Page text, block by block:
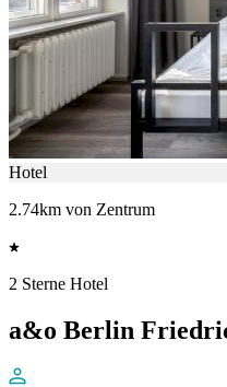
Hotel
2.74km von Zentrum
2 Sterne Hotel
a&o Berlin